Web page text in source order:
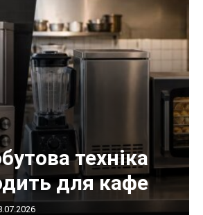
техніка
для кафе